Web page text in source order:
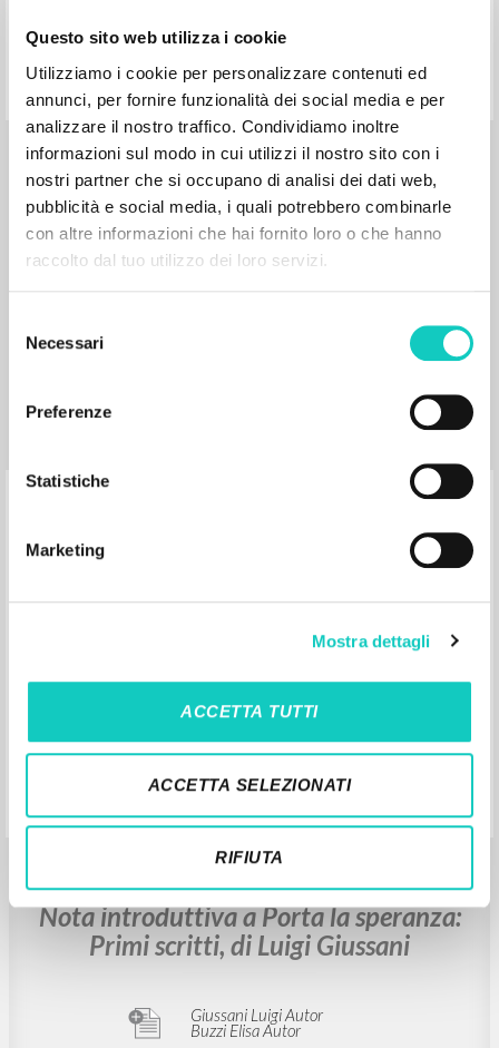
Questo sito web utilizza i cookie
Utilizziamo i cookie per personalizzare contenuti ed
annunci, per fornire funzionalità dei social media e per
analizzare il nostro traffico. Condividiamo inoltre
informazioni sul modo in cui utilizzi il nostro sito con i
nostri partner che si occupano di analisi dei dati web,
pubblicità e social media, i quali potrebbero combinarle
con altre informazioni che hai fornito loro o che hanno
raccolto dal tuo utilizzo dei loro servizi.
delNecessari
Preferenze
Statistiche
Marketing
Mostra dettagli
ACCETTA TUTTI
ACCETTA SELEZIONATI
RIFIUTA
BIBLIOGRAFÍA SECUNDARIA
Vivere la ragione: Saggi sul pensiero
filosofico di Luigi Giussani
Teologia protestante americana
Páginas: 356
ISBN: 88-211-6960-X
Nota introduttiva a Porta la speranza:
Primi scritti, di Luigi Giussani
Giussani Luigi Autor
Buzzi Elisa Autor